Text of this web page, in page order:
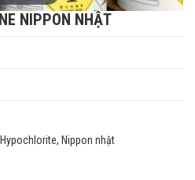
NIPPON NHẬT
Nippon nhật